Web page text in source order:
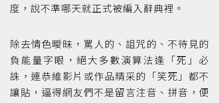
度，說不準哪天就正式被編入辭典裡。
除去情色曖昧，罵人的、詛咒的、不待見的
負能量字眼，絕大多數演算法逢「死」必
誅，連恭維影片或作品精采的「笑死」都不
讓貼，逼得網友們不是留言注音、拼音，便